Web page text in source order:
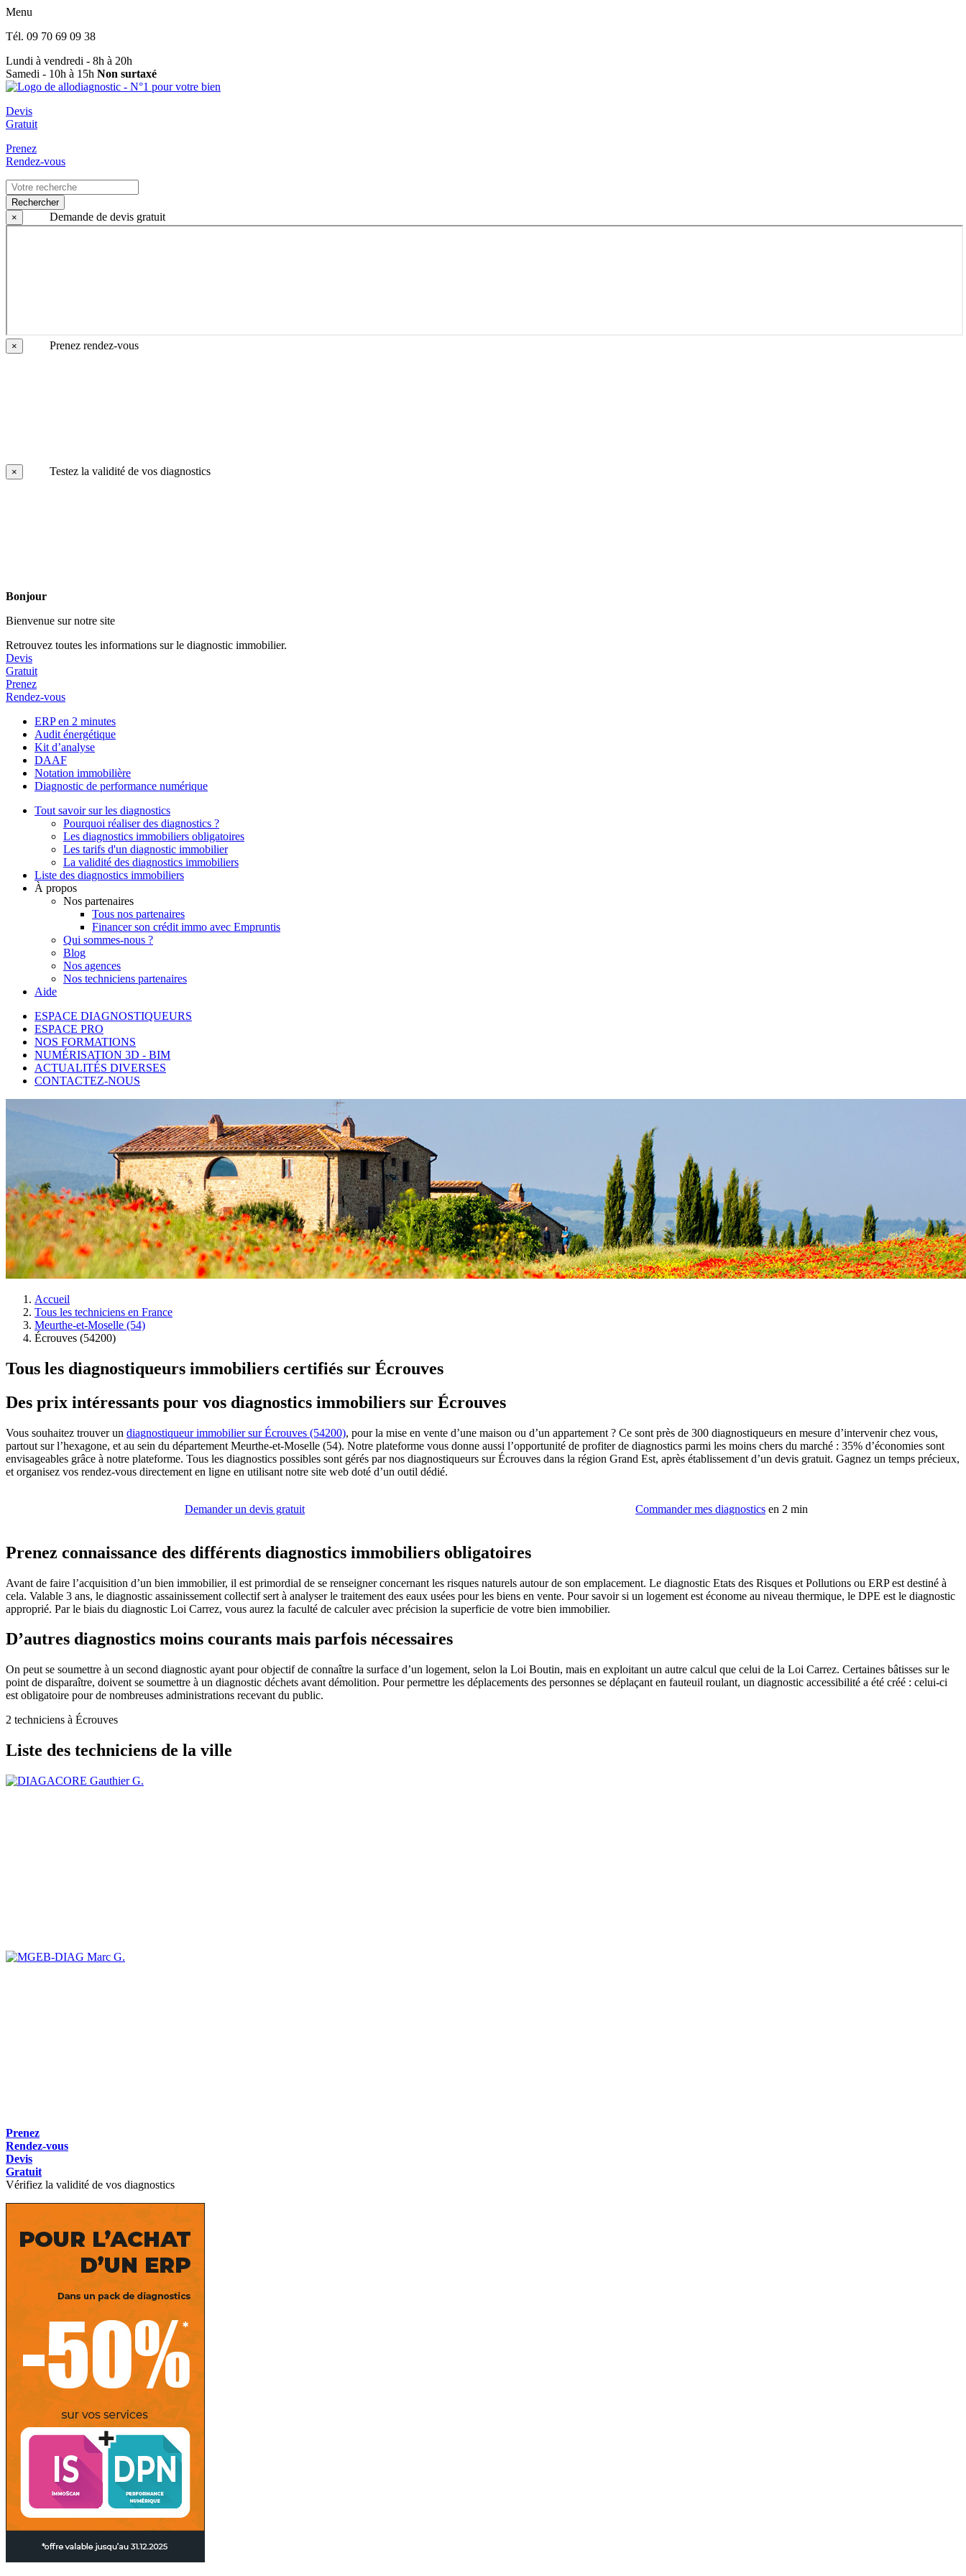
Menu
Tél. 09 70 69 09 38
Lundi à vendredi - 8h à 20h
Samedi - 10h à 15h Non surtaxé
Devis
Gratuit
Prenez
Rendez-vous
Rechercher
×
Demande de devis gratuit
× Prenez rendez-vous
× Testez la validité de vos diagnostics
Bonjour
Bienvenue sur notre site
Retrouvez toutes les informations sur le diagnostic immobilier.
Devis
Gratuit
Prenez
Rendez-vous
ERP en 2 minutes
Audit énergétique
Kit d’analyse
DAAF
Notation immobilière
Diagnostic de performance numérique
Tout savoir sur les diagnostics
Pourquoi réaliser des diagnostics ?
Les diagnostics immobiliers obligatoires
Les tarifs d'un diagnostic immobilier
La validité des diagnostics immobiliers
Liste des diagnostics immobiliers
À propos
Nos partenaires
Tous nos partenaires
Financer son crédit immo avec Empruntis
Qui sommes-nous ?
Blog
Nos agences
Nos techniciens partenaires
Aide
ESPACE DIAGNOSTIQUEURS
ESPACE PRO
NOS FORMATIONS
NUMÉRISATION 3D - BIM
ACTUALITÉS DIVERSES
CONTACTEZ-NOUS
Accueil
Tous les techniciens en France
Meurthe-et-Moselle (54)
Écrouves (54200)
Tous les diagnostiqueurs immobiliers certifiés sur Écrouves
Des prix intéressants pour vos diagnostics immobiliers sur Écrouves
Vous souhaitez trouver un diagnostiqueur immobilier sur Écrouves (54200), pour la mise en vente d’une maison ou d’un appartement ? Ce sont près de 300 diagnostiqueurs en mesure d’intervenir chez vous,
partout sur l’hexagone, et au sein du département Meurthe-et-Moselle (54). Notre plateforme vous donne aussi l’opportunité de profiter de diagnostics parmi les moins chers du marché : 35% d’économies sont
envisageables grâce à notre plateforme. Tous les diagnostics possibles sont gérés par nos diagnostiqueurs sur Écrouves dans la région Grand Est, après établissement d’un devis gratuit. Gagnez un temps précieux,
et organisez vos rendez-vous directement en ligne en utilisant notre site web doté d’un outil dédié.
Demander un devis gratuit Commander mes diagnostics en 2 min
Prenez connaissance des différents diagnostics immobiliers obligatoires
Avant de faire l’acquisition d’un bien immobilier, il est primordial de se renseigner concernant les risques naturels autour de son emplacement. Le diagnostic Etats des Risques et Pollutions ou ERP est destiné à
cela. Valable 3 ans, le diagnostic assainissement collectif sert à analyser le traitement des eaux usées pour les biens en vente. Pour savoir si un logement est économe au niveau thermique, le DPE est le diagnostic
approprié. Par le biais du diagnostic Loi Carrez, vous aurez la faculté de calculer avec précision la superficie de votre bien immobilier.
D’autres diagnostics moins courants mais parfois nécessaires
On peut se soumettre à un second diagnostic ayant pour objectif de connaître la surface d’un logement, selon la Loi Boutin, mais en exploitant un autre calcul que celui de la Loi Carrez. Certaines bâtisses sur le
point de disparaître, doivent se soumettre à un diagnostic déchets avant démolition. Pour permettre les déplacements des personnes se déplaçant en fauteuil roulant, un diagnostic accessibilité a été créé : celui-ci
est obligatoire pour de nombreuses administrations recevant du public.
2 techniciens à Écrouves
Liste des techniciens de la ville
Gauthier G.
Marc G.
Prenez
Rendez-vous
Devis
Gratuit
Vérifiez la validité de vos diagnostics